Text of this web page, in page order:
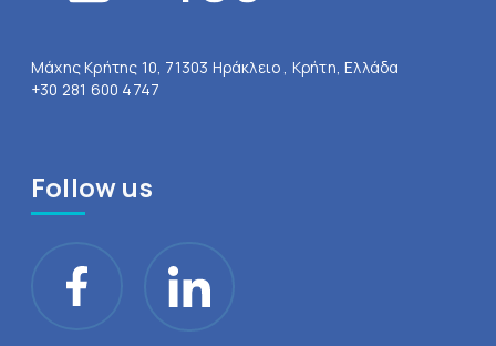
Μάχης Κρήτης 10, 71303 Ηράκλειο , Κρήτη, Ελλάδα
+30 281 600 4747
Follow us